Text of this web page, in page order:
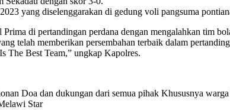
yang diselenggarakan di gedung voli pangsuma
di pertandingan perdana dengan mengalahkan tim
telah memberikan persembahan terbaik dalam
The Best Team,” ungkap Kapolres.
Doa dan dukungan dari semua pihak Khususnya
Star